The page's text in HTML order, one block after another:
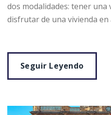
dos modalidades: tener
disfrutar de una vivienda en
Seguir Leyendo